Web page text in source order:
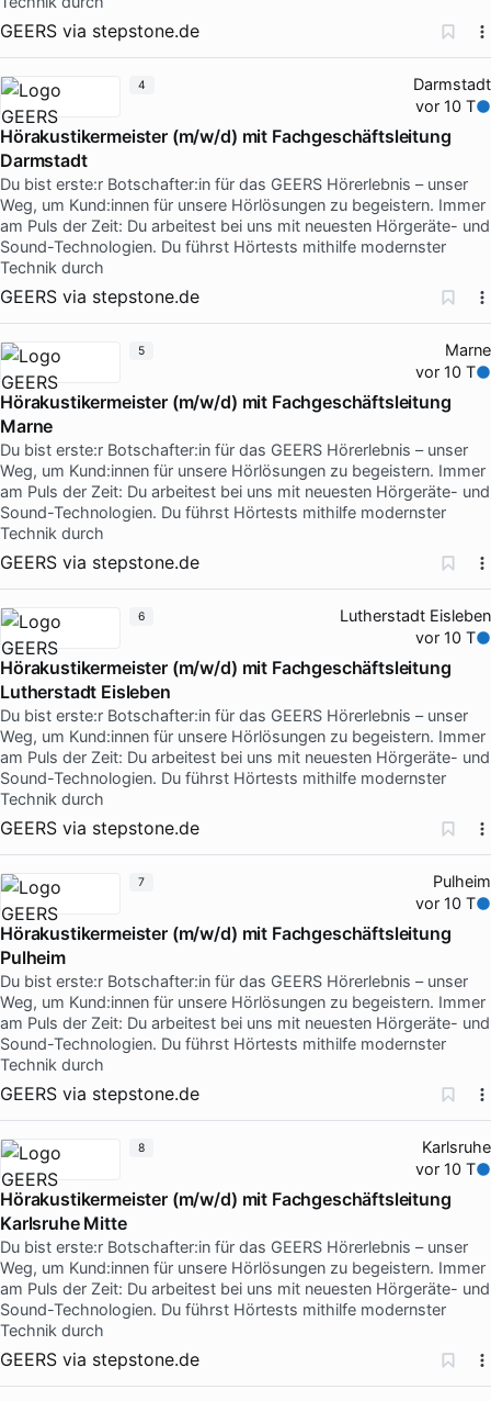
GEERS via stepstone.de
Darmstadt
vor 10 T
Hörakustikermeister (m/w/d) mit Fachgeschäftsleitung
Darmstadt
Du bist erste:r Botschafter:in für das GEERS Hörerlebnis – unser
Weg, um Kund:innen für unsere Hörlösungen zu begeistern. Immer
am Puls der Zeit: Du arbeitest bei uns mit neuesten Hörgeräte- und
Sound-Technologien. Du führst Hörtests mithilfe modernster
Technik durch
GEERS via stepstone.de
4
Marne
vor 10 T
Hörakustikermeister (m/w/d) mit Fachgeschäftsleitung
Marne
Du bist erste:r Botschafter:in für das GEERS Hörerlebnis – unser
Weg, um Kund:innen für unsere Hörlösungen zu begeistern. Immer
am Puls der Zeit: Du arbeitest bei uns mit neuesten Hörgeräte- und
Sound-Technologien. Du führst Hörtests mithilfe modernster
Technik durch
GEERS via stepstone.de
5
Lutherstadt Eisleben
vor 10 T
Hörakustikermeister (m/w/d) mit Fachgeschäftsleitung
Lutherstadt Eisleben
Du bist erste:r Botschafter:in für das GEERS Hörerlebnis – unser
Weg, um Kund:innen für unsere Hörlösungen zu begeistern. Immer
am Puls der Zeit: Du arbeitest bei uns mit neuesten Hörgeräte- und
Sound-Technologien. Du führst Hörtests mithilfe modernster
Technik durch
GEERS via stepstone.de
6
Pulheim
vor 10 T
Hörakustikermeister (m/w/d) mit Fachgeschäftsleitung
Pulheim
Du bist erste:r Botschafter:in für das GEERS Hörerlebnis – unser
Weg, um Kund:innen für unsere Hörlösungen zu begeistern. Immer
am Puls der Zeit: Du arbeitest bei uns mit neuesten Hörgeräte- und
Sound-Technologien. Du führst Hörtests mithilfe modernster
Technik durch
GEERS via stepstone.de
7
Karlsruhe
vor 10 T
Hörakustikermeister (m/w/d) mit Fachgeschäftsleitung
Karlsruhe Mitte
Du bist erste:r Botschafter:in für das GEERS Hörerlebnis – unser
Weg, um Kund:innen für unsere Hörlösungen zu begeistern. Immer
am Puls der Zeit: Du arbeitest bei uns mit neuesten Hörgeräte- und
Sound-Technologien. Du führst Hörtests mithilfe modernster
Technik durch
GEERS via stepstone.de
8